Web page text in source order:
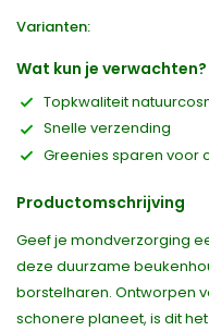
Varianten:
Wat kun je verwachten?
Topkwaliteit
Snelle verzending
Greenies sparen voor
Productomschrijving
Geef je mondverzorging
deze duurzame
borstelharen. Ontworpen
schonere planeet, is dit